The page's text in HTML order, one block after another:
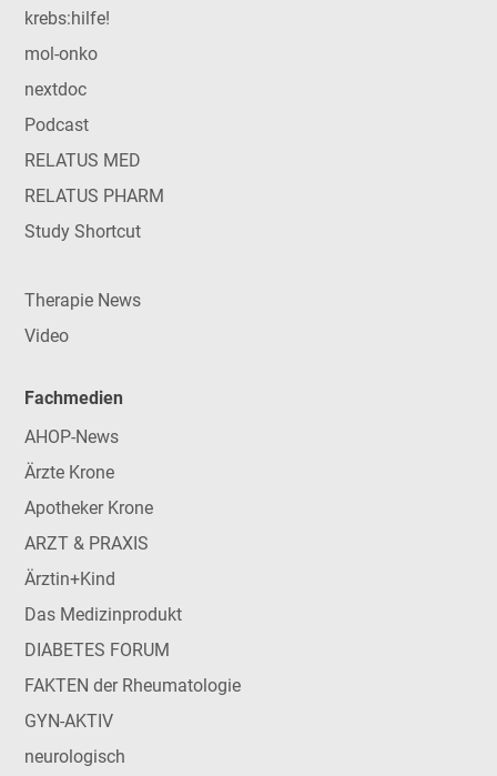
krebs:hilfe!
mol-onko
nextdoc
Podcast
RELATUS MED
RELATUS PHARM
Study Shortcut
Therapie News
Video
Fachmedien
AHOP-News
Ärzte Krone
Apotheker Krone
ARZT & PRAXIS
Ärztin+Kind
Das Medizinprodukt
DIABETES FORUM
FAKTEN der Rheumatologie
GYN-AKTIV
neurologisch